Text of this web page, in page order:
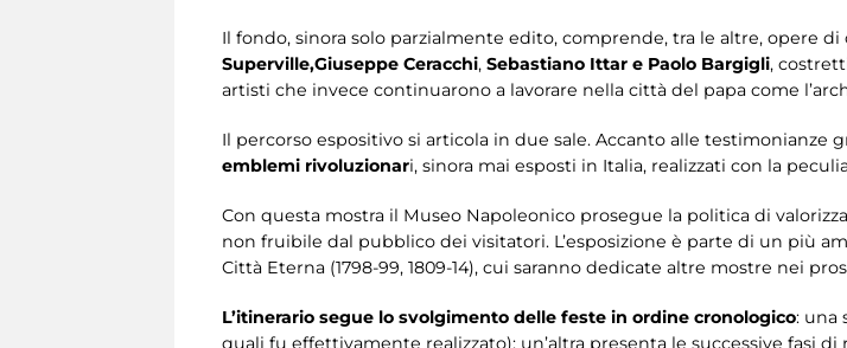
Il fondo, sinora solo parzialmente edito, comprende, tra le altre, opere
Superville,Giuseppe Ceracchi, Sebastiano Ittar e Paolo Bargigli,
artisti che invece continuarono a lavorare nella città del papa come
Il percorso espositivo si articola in due sale. Accanto alle testimonianze
emblemi rivoluzionari, sinora mai esposti in Italia, realizzati con la
Con questa mostra il Museo Napoleonico prosegue la politica di
non fruibile dal pubblico dei visitatori. L’esposizione è parte di un più
Città Eterna (1798-99, 1809-14), cui saranno dedicate altre mostre nei
L’itinerario segue lo svolgimento delle feste in ordine cronologico: una
quali fu effettivamente realizzato); un’altra presenta le successive fasi